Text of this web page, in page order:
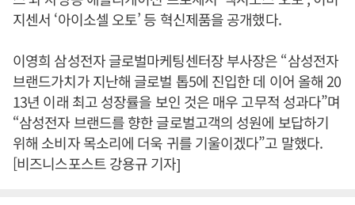
지센서 ‘아이소셀 오토’ 등 혁신제품을 공개했다.
이영희 삼성전자 글로벌마케팅센터장 부사장은 “삼성전자
브랜드가치가 지난해 글로벌 톱5에 진입한 데 이어 올해 20
13년 이래 최고 성장률을 보인 것은 매우 고무적 성과다”며
“삼성전자 브랜드를 향한 글로벌고객의 성원에 보답하기
위해 소비자 목소리에 더욱 귀를 기울이겠다”고 말했다.
[비즈니스포스트 강용규 기자]